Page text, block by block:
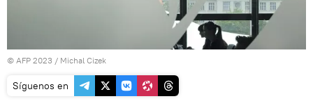
© AFP 2023 / Michal Cizek
Síguenos en